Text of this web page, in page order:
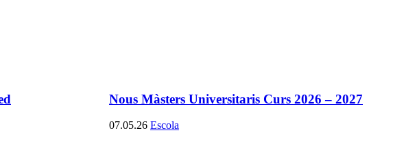
Nous Màsters Universitaris Curs 2026 – 2027
07.05.26 Escola